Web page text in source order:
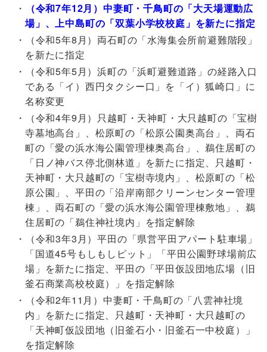
（令和7年12月）中妻町・千鳥町の「大天場運動広
場」、上中島町の「双葉小学校校庭」を新たに指定
（令和5年8月）両石町の「水海集会所前避難階段」
を新たに指定
（令和5年5月）浜町の「浜町避難道路」の経路入口
である「イ）西円タクシー口」を「イ）狐崎口」に
名称変更
（令和4年9月）只越町・天神町・大只越町の「宝樹
寺墓地高台」、松原町の「松原公園奥高台」、両石
町の「愛の浜水海公園管理棟奥高台」、鵜住居町の
「日ノ神バス停北側林道」を新たに指定、只越町・
天神町・大只越町の「宝樹寺境内」、松原町の「松
原公園」、平田の「沿岸南部クリーンセンター管理
棟」、両石町の「愛の浜水海公園管理棟敷地」、鵜
住居町の「鵜住神社境内」を指定解除
（令和3年3月）平田の「県営平田アパート駐車場」
「国道45号もしもしピット」「平田公園野球場前広
場」を新たに指定、平田の「平田仮設団地広場（旧
釜石商業高校校庭）」を指定解除
（令和2年11月）中妻町・千鳥町の「八雲神社境
内」を新たに指定、只越町・天神町・大只越町の
「天神町仮設団地（旧釜石小・旧釜石一中校庭）」
を指定解除